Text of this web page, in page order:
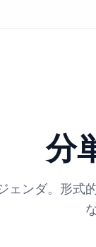
分
ェンダ。形式